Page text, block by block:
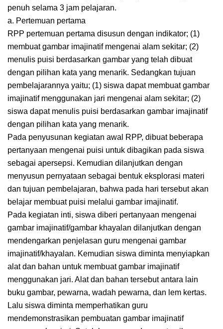
penuh selama 3 jam pelajaran.
a. Pertemuan pertama
RPP pertemuan pertama disusun dengan indikator; (1)
membuat gambar imajinatif mengenai alam sekitar; (2)
menulis puisi berdasarkan gambar yang telah dibuat
dengan pilihan kata yang menarik. Sedangkan tujuan
pembelajarannya yaitu; (1) siswa dapat membuat gambar
imajinatif menggunakan jari mengenai alam sekitar; (2)
siswa dapat menulis puisi berdasarkan gambar imajinatif
dengan pilihan kata yang menarik.
Pada penyusunan kegiatan awal RPP, dibuat beberapa
pertanyaan mengenai puisi untuk dibagikan pada siswa
sebagai apersepsi. Kemudian dilanjutkan dengan
menyusun pernyataan sebagai bentuk eksplorasi materi
dan tujuan pembelajaran, bahwa pada hari tersebut akan
belajar membuat puisi melalui gambar imajinatif.
Pada kegiatan inti, siswa diberi pertanyaan mengenai
gambar imajinatif/gambar khayalan dilanjutkan dengan
mendengarkan penjelasan guru mengenai gambar
imajinatif/khayalan. Kemudian siswa diminta menyiapkan
alat dan bahan untuk membuat gambar imajinatif
menggunakan jari. Alat dan bahan tersebut antara lain
buku gambar, pewarna, wadah pewarna, dan lem kertas.
Lalu siswa diminta memperhatikan guru
mendemonstrasikan pembuatan gambar imajinatif